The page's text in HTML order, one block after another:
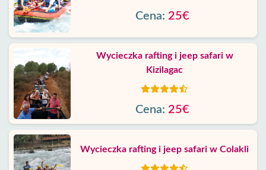
Cena: 25€
Wycieczka rafting i jeep safari w
Kizilagac
Cena: 25€
Wycieczka rafting i jeep safari w Colakli